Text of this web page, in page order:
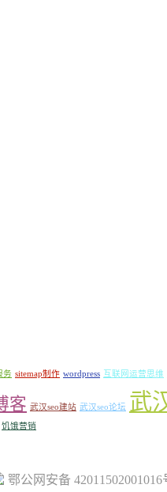
务 sitemap制作 wordpress 互联网运营思维
客 武汉seo建站 武汉seo论坛 武
饥饿营销
鄂公网安备 42011502001016